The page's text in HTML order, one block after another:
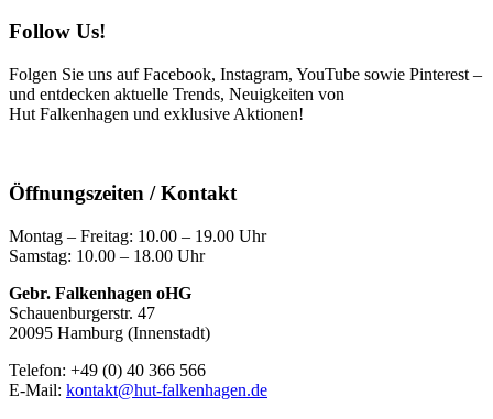
Follow Us!
Folgen Sie uns auf Facebook, Instagram, YouTube sowie Pinterest –
und entdecken aktuelle Trends, Neuigkeiten von
Hut Falkenhagen und exklusive Aktionen!
Öffnungszeiten / Kontakt
Montag – Freitag: 10.00 – 19.00 Uhr
Samstag: 10.00 – 18.00 Uhr
Gebr. Falkenhagen oHG
Schauenburgerstr. 47
20095 Hamburg (Innenstadt)
Telefon: +49 (0) 40 366 566
E-Mail: kontakt@hut-falkenhagen.de